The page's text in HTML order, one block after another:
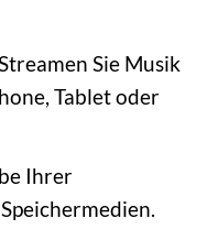
Sie Musik
Tablet oder
Ihrer